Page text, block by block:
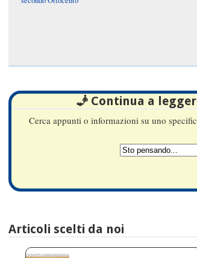
🧞 Continua a
Cerca appunti o informazioni su uno
Articoli scelti da noi